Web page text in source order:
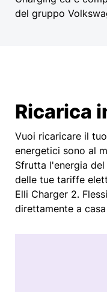
del gruppo
Ricarica
Vuoi ricaricare il
energetici sono al
Sfrutta l'energia
delle tue tariffe
Elli Charger 2.
direttamente a